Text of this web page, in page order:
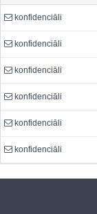
konfidenciāli
konfidenciāli
konfidenciāli
konfidenciāli
konfidenciāli
konfidenciāli